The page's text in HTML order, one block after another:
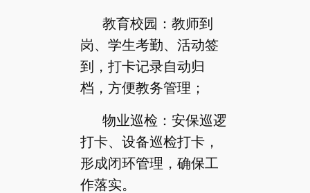
教育校园：教师到
岗、学生考勤、活动签
到，打卡记录自动归
档，方便教务管理；
物业巡检：安保巡逻
打卡、设备巡检打卡，
形成闭环管理，确保工
作落实。